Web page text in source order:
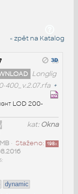
« zpět na Katalog
Longlig
400_v.2.07.rfa +
LOD 200-
kat: Okna
Staženo: 198x
•
dynamic